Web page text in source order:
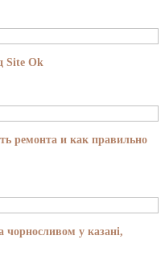
Site Ok
ремонта и как правильно
у казані,